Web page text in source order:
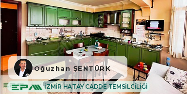
İZMİR HATAY CADDE TEMSİLCİLİĞİ
Oğuzhan ŞENTÜRK